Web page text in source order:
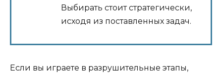
Выбирать стоит стратегически,
исходя из поставленных задач.
Если вы играете в разрушительные этапы,